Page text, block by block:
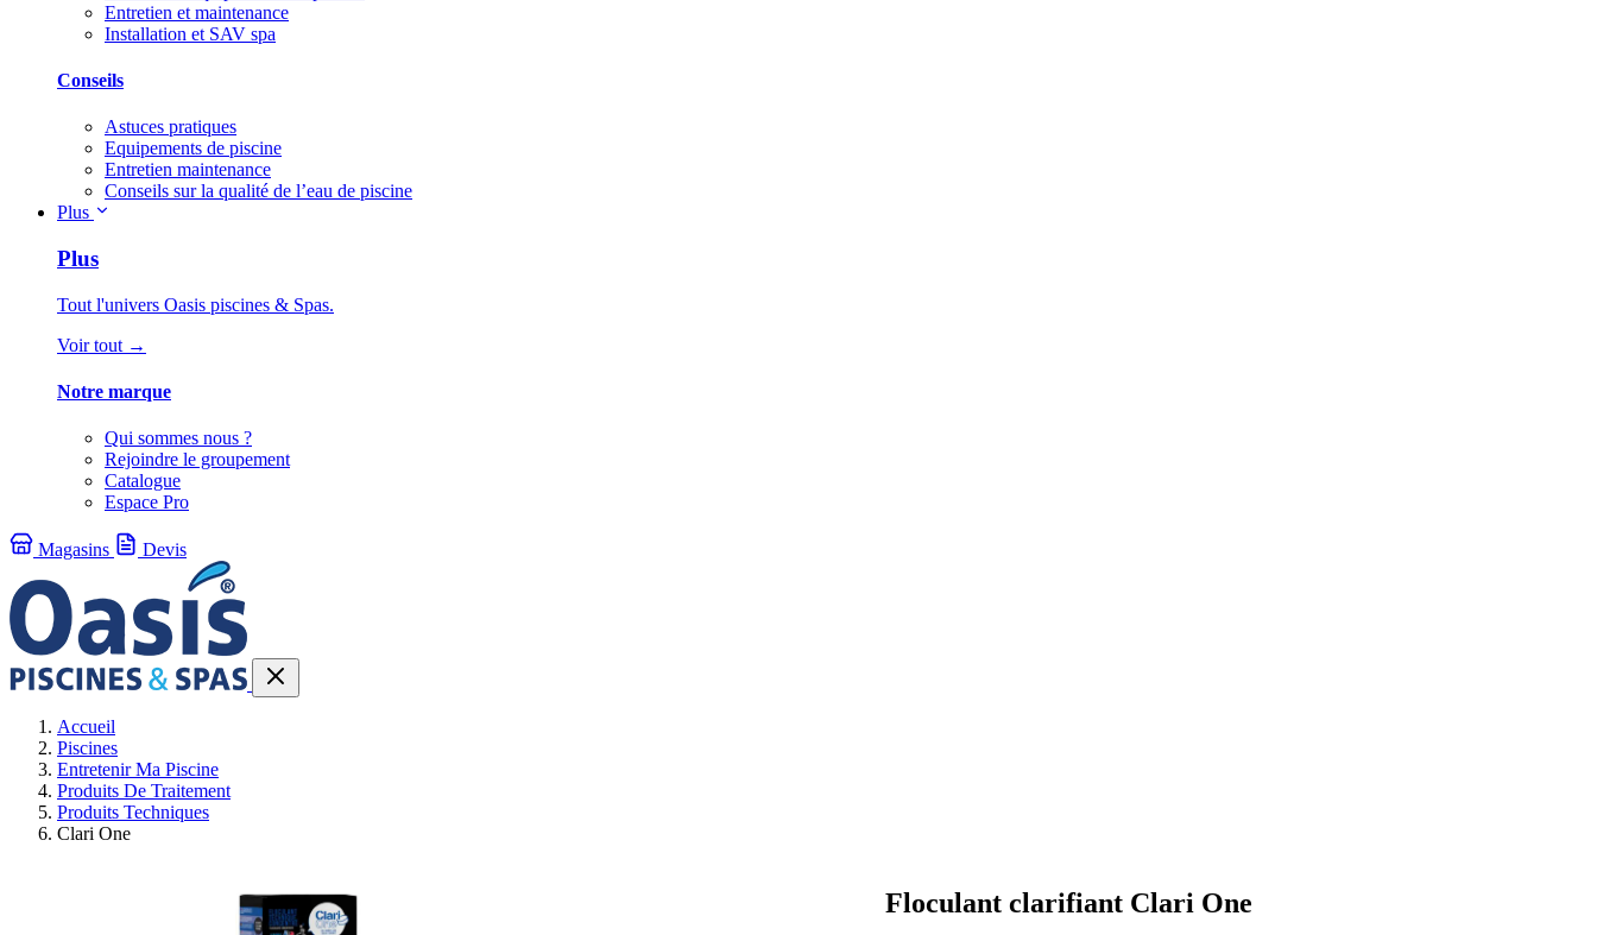
Entretien et maintenance
Installation et SAV spa
Conseils
Astuces pratiques
Equipements de piscine
Entretien maintenance
Conseils sur la qualité de l’eau de piscine
Plus
Plus
Tout l'univers Oasis piscines & Spas.
Voir tout →
Notre marque
Qui sommes nous ?
Rejoindre le groupement
Catalogue
Espace Pro
Magasins Devis
Accueil
Piscines
Entretenir Ma Piscine
Produits De Traitement
Produits Techniques
Clari One
Floculant clarifiant Clari One